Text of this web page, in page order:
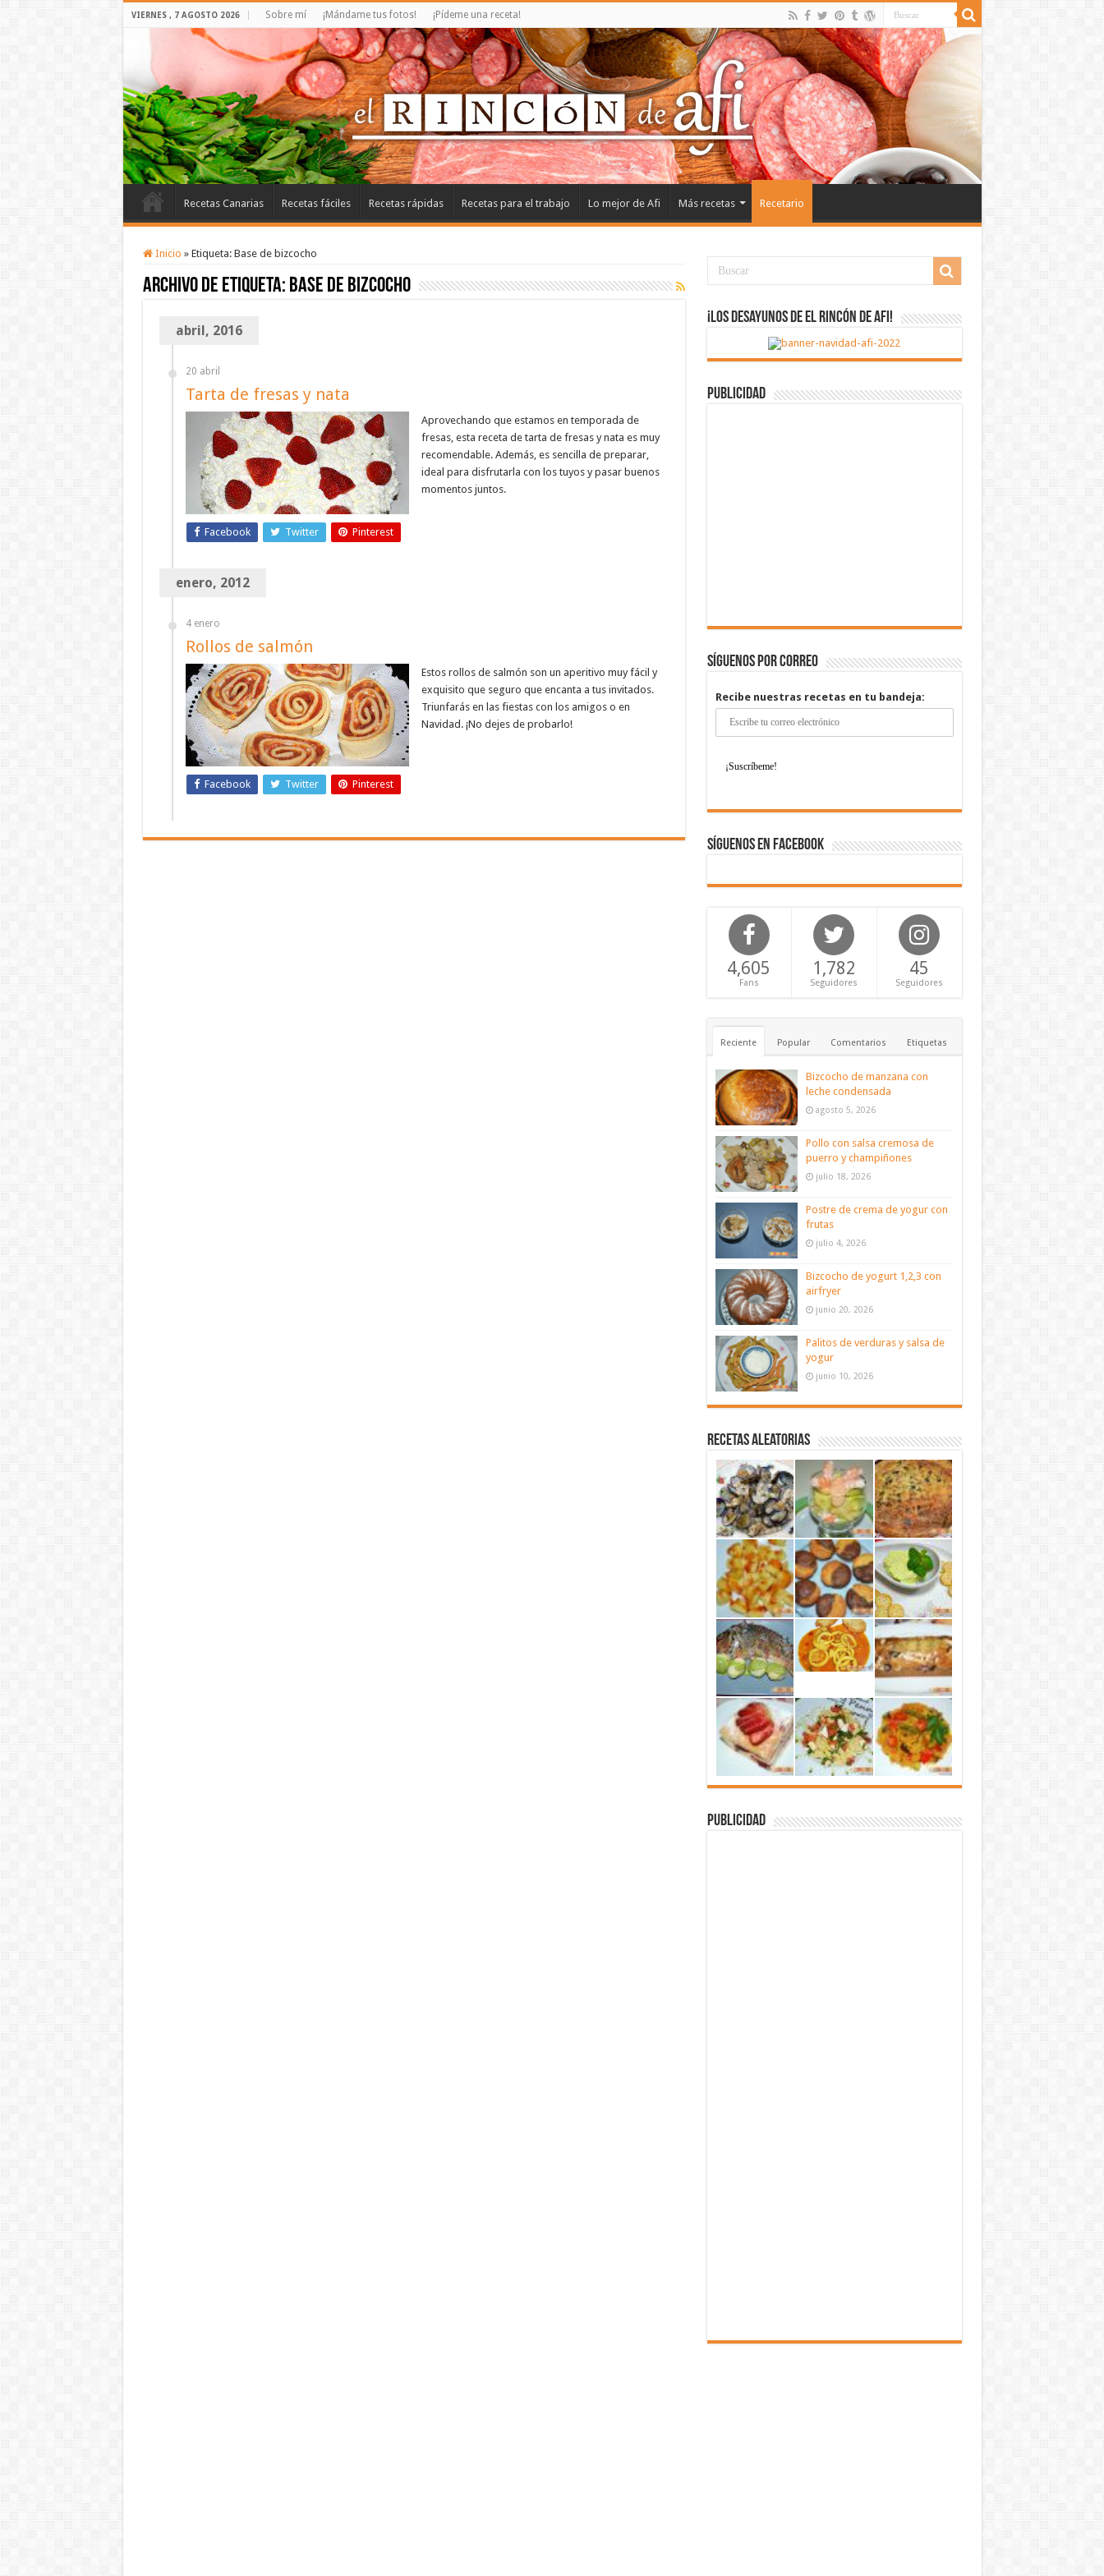
VIERNES , 7 AGOSTO 2026 Sobre mí ¡Mándame tus fotos! ¡Pídeme una receta!
Recetas Canarias Recetas fáciles Recetas rápidas Recetas para el trabajo Lo mejor de Afi Más recetas Recetario
Inicio » Etiqueta: Base de bizcocho
Archivo de etiqueta: Base de bizcocho
abril, 2016
20 abril
Tarta de fresas y nata
Aprovechando que estamos en temporada de
fresas, esta receta de tarta de fresas y nata es muy
recomendable. Además, es sencilla de preparar,
ideal para disfrutarla con los tuyos y pasar buenos
momentos juntos.
Facebook Twitter Pinterest
enero, 2012
4 enero
Rollos de salmón
Estos rollos de salmón son un aperitivo muy fácil y
exquisito que seguro que encanta a tus invitados.
Triunfarás en las fiestas con los amigos o en
Navidad. ¡No dejes de probarlo!
Facebook Twitter Pinterest
¡Los desayunos de El Rincón de Afi!
Publicidad
Síguenos por correo
Recibe nuestras recetas en tu bandeja:
Síguenos en Facebook
4,605
Fans
1,782
Seguidores
45
Seguidores
Reciente Popular Comentarios Etiquetas
Bizcocho de manzana con
leche condensada
agosto 5, 2026
Pollo con salsa cremosa de
puerro y champiñones
julio 18, 2026
Postre de crema de yogur con
frutas
julio 4, 2026
Bizcocho de yogurt 1,2,3 con
airfryer
junio 20, 2026
Palitos de verduras y salsa de
yogur
junio 10, 2026
Recetas aleatorias
Publicidad